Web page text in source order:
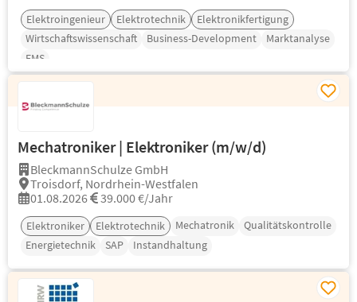
Elektroingenieur Elektrotechnik
Elektronikfertigung
Wirtschaftswissenschaft
Business-Development
Marktanalyse
EMS
Mechatroniker | Elektroniker (m/w/d)
BleckmannSchulze GmbH
Troisdorf, Nordrhein-Westfalen
01.08.2026
39.000 €/Jahr
Elektroniker Elektrotechnik Mechatronik
Qualitätskontrolle
Energietechnik
SAP Instandhaltung